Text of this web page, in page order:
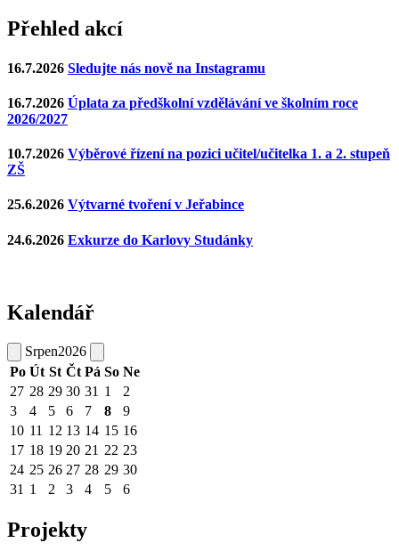
Přehled akcí
16.7.2026 Sledujte nás nově na Instagramu
16.7.2026 Úplata za předškolní vzdělávání ve školním roce
2026/2027
10.7.2026 Výběrové řízení na pozici učitel/učitelka 1. a 2. stupeň
ZŠ
25.6.2026 Výtvarné tvoření v Jeřabince
24.6.2026 Exkurze do Karlovy Studánky
Kalendář
Srpen2026
Po Út St Čt Pá So Ne
27 28 29 30 31 1
2
3
4 5 6 7 8
9
10 11 12 13 14 15 16
17 18 19 20 21 22 23
24 25 26 27 28 29 30
31 1 2 3 4 5 6
Projekty